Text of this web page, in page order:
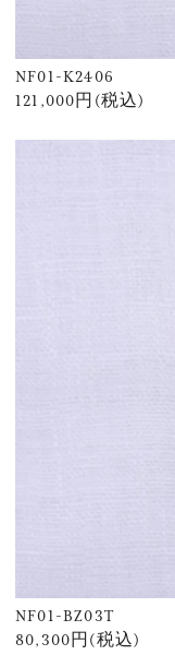
NF01-K2406
121,000円(税込)
NF01-BZ03T
80,300円(税込)